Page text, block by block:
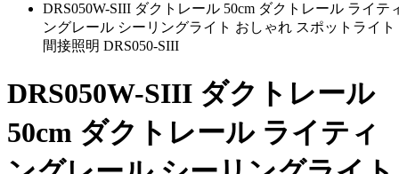
DRS050W-SIII ダクトレール 50cm ダクトレール ライテ
ングレール シーリングライト おしゃれ スポットライト
間接照明 DRS050-SIII
DRS050W-SIII ダクトレール
50cm ダクトレール ライティ